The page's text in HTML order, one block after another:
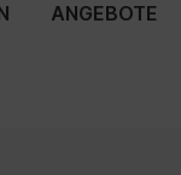
ANGEBOTE